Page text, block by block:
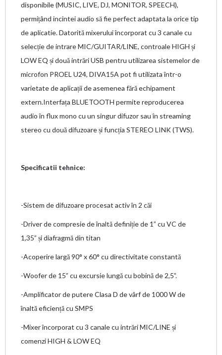
disponibile (MUSIC, LIVE, DJ, MONITOR, SPEECH),
permițând incintei audio să fie perfect adaptata la orice tip
de aplicatie. Datorită mixerului încorporat cu 3 canale cu
selecție de intrare MIC/GUITAR/LINE, controale HIGH și
LOW EQ și două intrări USB pentru utilizarea sistemelor de
microfon PROEL U24, DIVA15A pot fi utilizata într-o
varietate de aplicații de asemenea fără echipament
extern.Interfața BLUETOOTH permite reproducerea
audio în flux mono cu un singur difuzor sau în streaming
stereo cu două difuzoare și funcția STEREO LINK (TWS).
Specificatii tehnice:
-Sistem de difuzoare procesat activ în 2 căi
-Driver de compresie de înaltă definiție de 1” cu VC de
1,35” și diafragmă din titan
-Acoperire largă 90° x 60° cu directivitate constantă
-Woofer de 15” cu excursie lungă cu bobină de 2,5”.
-Amplificator de putere Clasa D de vârf de 1000 W de
înaltă eficiență cu SMPS
-Mixer încorporat cu 3 canale cu intrări MIC/LINE și
comenzi HIGH & LOW EQ